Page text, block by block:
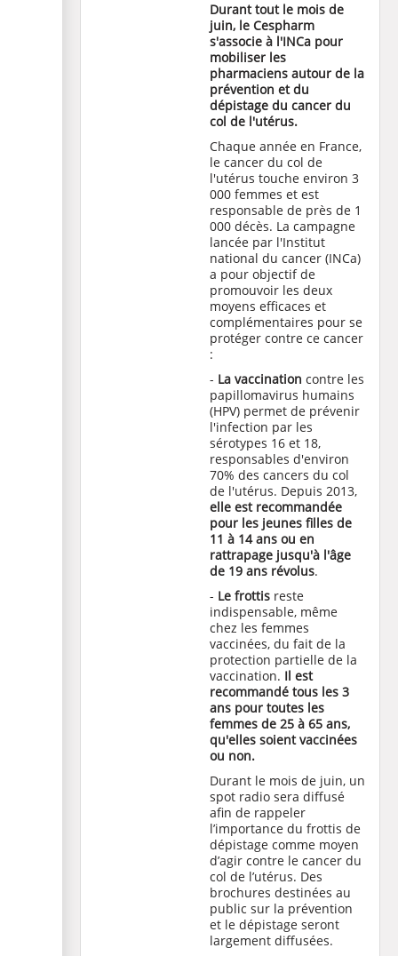
Durant tout le mois de
juin, le Cespharm
s'associe à l'INCa pour
mobiliser les
pharmaciens autour de la
prévention et du
dépistage du cancer du
col de l'utérus.
Chaque année en France,
le cancer du col de
l'utérus touche environ 3
000 femmes et est
responsable de près de 1
000 décès. La campagne
lancée par l'Institut
national du cancer (INCa)
a pour objectif de
promouvoir les deux
moyens efficaces et
complémentaires pour se
protéger contre ce cancer
:
- La vaccination contre les
papillomavirus humains
(HPV) permet de prévenir
l'infection par les
sérotypes 16 et 18,
responsables d'environ
70% des cancers du col
de l'utérus. Depuis 2013,
elle est recommandée
pour les jeunes filles de
11 à 14 ans ou en
rattrapage jusqu'à l'âge
de 19 ans révolus.
- Le frottis reste
indispensable, même
chez les femmes
vaccinées, du fait de la
protection partielle de la
vaccination. Il est
recommandé tous les 3
ans pour toutes les
femmes de 25 à 65 ans,
qu'elles soient vaccinées
ou non.
Durant le mois de juin, un
spot radio sera diffusé
afin de rappeler
l’importance du frottis de
dépistage comme moyen
d’agir contre le cancer du
col de l’utérus. Des
brochures destinées au
public sur la prévention
et le dépistage seront
largement diffusées.